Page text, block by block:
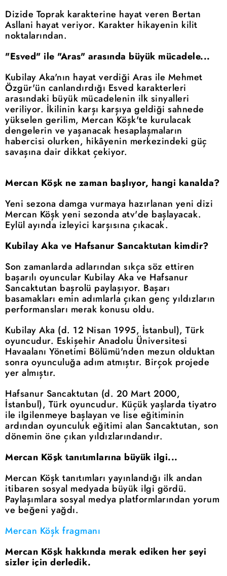
Dizide Toprak karakterine hayat veren Bertan
Asllani hayat veriyor. Karakter hikayenin kilit
noktalarından.
"Esved" ile "Aras" arasında büyük mücadele...
Kubilay Aka'nın hayat verdiği Aras ile Mehmet
Özgür'ün canlandırdığı Esved karakterleri
arasındaki büyük mücadelenin ilk sinyalleri
veriliyor. İkilinin karşı karşıya geldiği sahnede
yükselen gerilim, Mercan Köşk'te kurulacak
dengelerin ve yaşanacak hesaplaşmaların
habercisi olurken, hikâyenin merkezindeki güç
savaşına dair dikkat çekiyor.
Mercan Köşk ne zaman başlıyor, hangi kanalda?
Yeni sezona damga vurmaya hazırlanan yeni dizi
Mercan Köşk yeni sezonda atv'de başlayacak.
Eylül ayında izleyici karşısına çıkacak.
Kubilay Aka ve Hafsanur Sancaktutan kimdir?
Son zamanlarda adlarından sıkça söz ettiren
başarılı oyuncular Kubilay Aka ve Hafsanur
Sancaktutan başrolü paylaşıyor. Başarı
basamakları emin adımlarla çıkan genç yıldızların
performansları merak konusu oldu.
Kubilay Aka (d. 12 Nisan 1995, İstanbul), Türk
oyuncudur. Eskişehir Anadolu Üniversitesi
Havaalanı Yönetimi Bölümü'nden mezun olduktan
sonra oyunculuğa adım atmıştır. Birçok projede
yer almıştır.
Hafsanur Sancaktutan (d. 20 Mart 2000,
İstanbul), Türk oyuncudur. Küçük yaşlarda tiyatro
ile ilgilenmeye başlayan ve lise eğitiminin
ardından oyunculuk eğitimi alan Sancaktutan, son
dönemin öne çıkan yıldızlarındandır.
Mercan Köşk tanıtımlarına büyük ilgi...
Mercan Köşk tanıtımları yayınlandığı ilk andan
itibaren sosyal medyada büyük ilgi gördü.
Paylaşımlara sosyal medya platformlarından yorum
ve beğeni yağdı.
Mercan Köşk fragmanı
Mercan Köşk hakkında merak ediken her şeyi
sizler için derledik.